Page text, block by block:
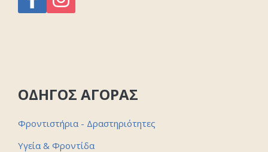
ΟΔΗΓΟΣ ΑΓΟΡΑΣ
Φροντιστήρια - Δραστηριότητες
Υγεία & Φροντίδα